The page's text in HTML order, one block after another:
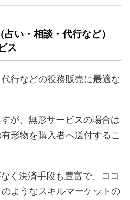
い・相談・代行など）
ス
行などの役務販売に最適な
が、無形サービスの場合は
形物を購入者へ送付するこ
く決済手段も豊富で、ココ
ようなスキルマーケットの